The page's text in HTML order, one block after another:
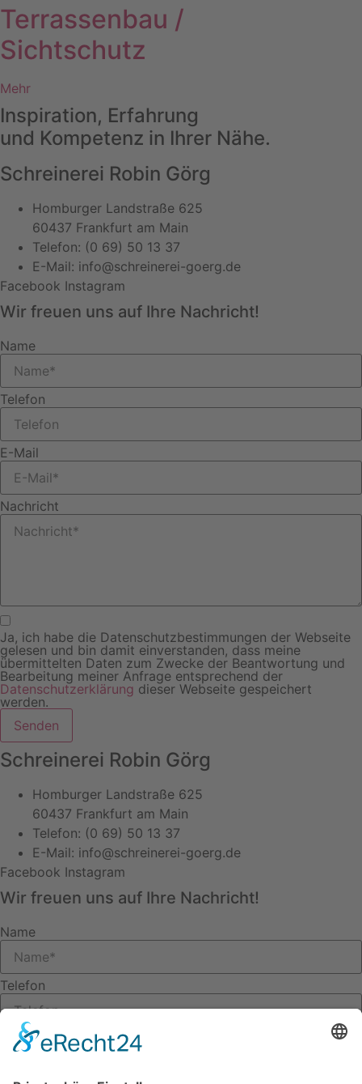
Terrassenbau /
Sichtschutz
Mehr
Inspiration, Erfahrung
und Kompetenz in Ihrer Nähe.
Schreinerei Robin Görg
Homburger Landstraße 625
60437 Frankfurt am Main
Telefon: (0 69) 50 13 37
E-Mail: info@schreinerei-goerg.de
Facebook Instagram
Wir freuen uns auf Ihre Nachricht!
Name
Telefon
E-Mail
Nachricht
Ja, ich habe die Datenschutzbestimmungen der Webseite
gelesen und bin damit einverstanden, dass meine
übermittelten Daten zum Zwecke der Beantwortung und
Bearbeitung meiner Anfrage entsprechend der
Datenschutzerklärung dieser Webseite gespeichert
werden.
Senden
Schreinerei Robin Görg
Homburger Landstraße 625
60437 Frankfurt am Main
Telefon: (0 69) 50 13 37
E-Mail: info@schreinerei-goerg.de
Facebook Instagram
Wir freuen uns auf Ihre Nachricht!
Name
Telefon
E-Mail